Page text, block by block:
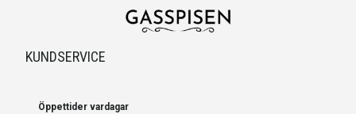
KUNDSERVICE
Öppettider vardagar